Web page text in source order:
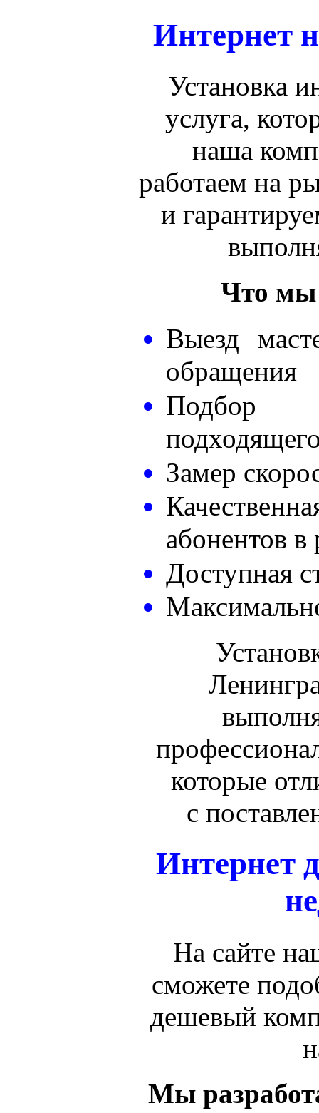
Интернет
Установка
услуга,
наша
работаем на
и
Что мы
Выезд
обращения
Подбор
Замер
абонентов
Доступная
которые
с
Интернет
На сайте
сможете
дешевый
Мы